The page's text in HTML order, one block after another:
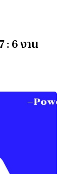
: 6 งาน